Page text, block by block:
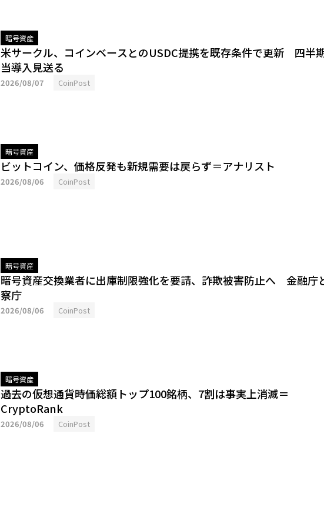
暗号資産
米サークル、コインベースとのUSDC提携を既存条件で更新 四半
当導入見送る
2026/08/07 CoinPost
暗号資産
ビットコイン、価格反発も新規需要は戻らず＝アナリスト
2026/08/06 CoinPost
暗号資産
暗号資産交換業者に出庫制限強化を要請、詐欺被害防止へ 金融庁
察庁
2026/08/06 CoinPost
暗号資産
過去の仮想通貨時価総額トップ100銘柄、7割は事実上消滅＝
CryptoRank
2026/08/06 CoinPost